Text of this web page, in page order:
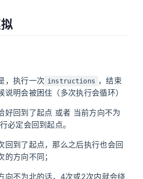
，执行一次 instructions ，结束
说明会被困住（多次执行会循环）
好回到了起点 或者 当前方向不为
必定会回到起点。
回到了起点，那么之后执行也会回
方向不同；
向不为北的话，4次或2次内就会绕